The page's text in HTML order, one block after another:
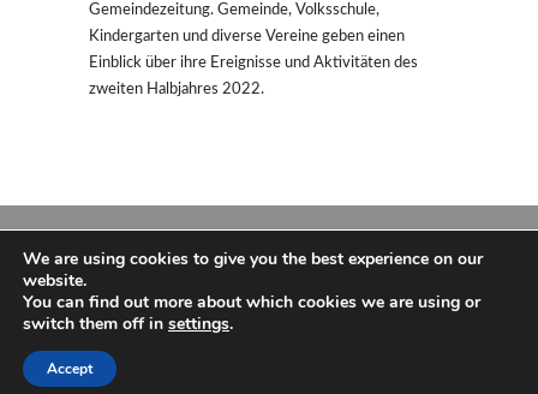
Gemeindezeitung. Gemeinde, Volksschule,
Kindergarten und diverse Vereine geben einen
Einblick über ihre Ereignisse und Aktivitäten des
zweiten Halbjahres 2022.
We are using cookies to give you the best experience on our
website.
You can find out more about which cookies we are using or
switch them off in settings.
Accept